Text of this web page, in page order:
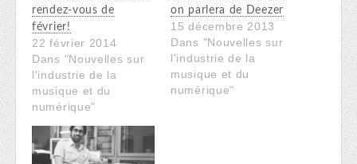
rendez-vous de
février!
22 février 2014
Dans "Nouvelles sur
l'industrie de la
musique et du
numérique"
on parlera de Deezer
15 décembre 2013
Dans "Nouvelles sur
l'industrie de la
musique et du
numérique"